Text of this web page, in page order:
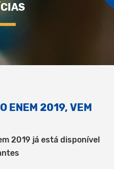
ENEM 2019, VEM
2019 já está disponível